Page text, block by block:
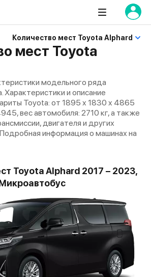
Количество мест Toyota Alphard
мест Toyota
модельного ряда
Характеристики и описание
Toyota: от 1895 x 1830 x 4865
вес автомобиля: 2710 кг, а также
двигателя и других
информация о машинах на
Toyota Alphard 2017 – 2023,